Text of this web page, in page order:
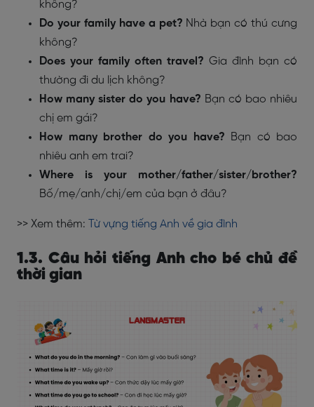
không?
Do your family have a pet? Nhà bạn có thú cưng
không?
Does your family often travel? Gia đình bạn có
thường đi du lịch không?
How many sister do you have? Bạn có bao nhiêu
chị em gái?
How many brother do you have? Bạn có bao
nhiêu anh em trai?
Where is your mother/father/sister/brother?
Bố/mẹ/anh/chị/em của bạn ở đâu?
>> Xem thêm: Từ vựng tiếng Anh về gia đình
1.3. Câu hỏi tiếng Anh cho bé chủ đề
thời gian